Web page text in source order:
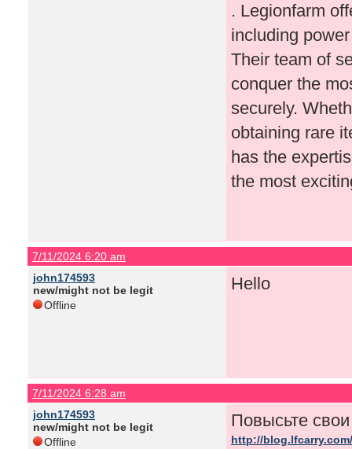
. Legionfarm
including
Their team of
conquer the
securely.
obtaining rare
has the
the most
7/11/2024 6:20 am
john174593
new/might not be legit
Offline
Hello
7/11/2024 6:28 am
john174593
new/might not be legit
Offline
Повысьте
http://blog.lfcarry.com/